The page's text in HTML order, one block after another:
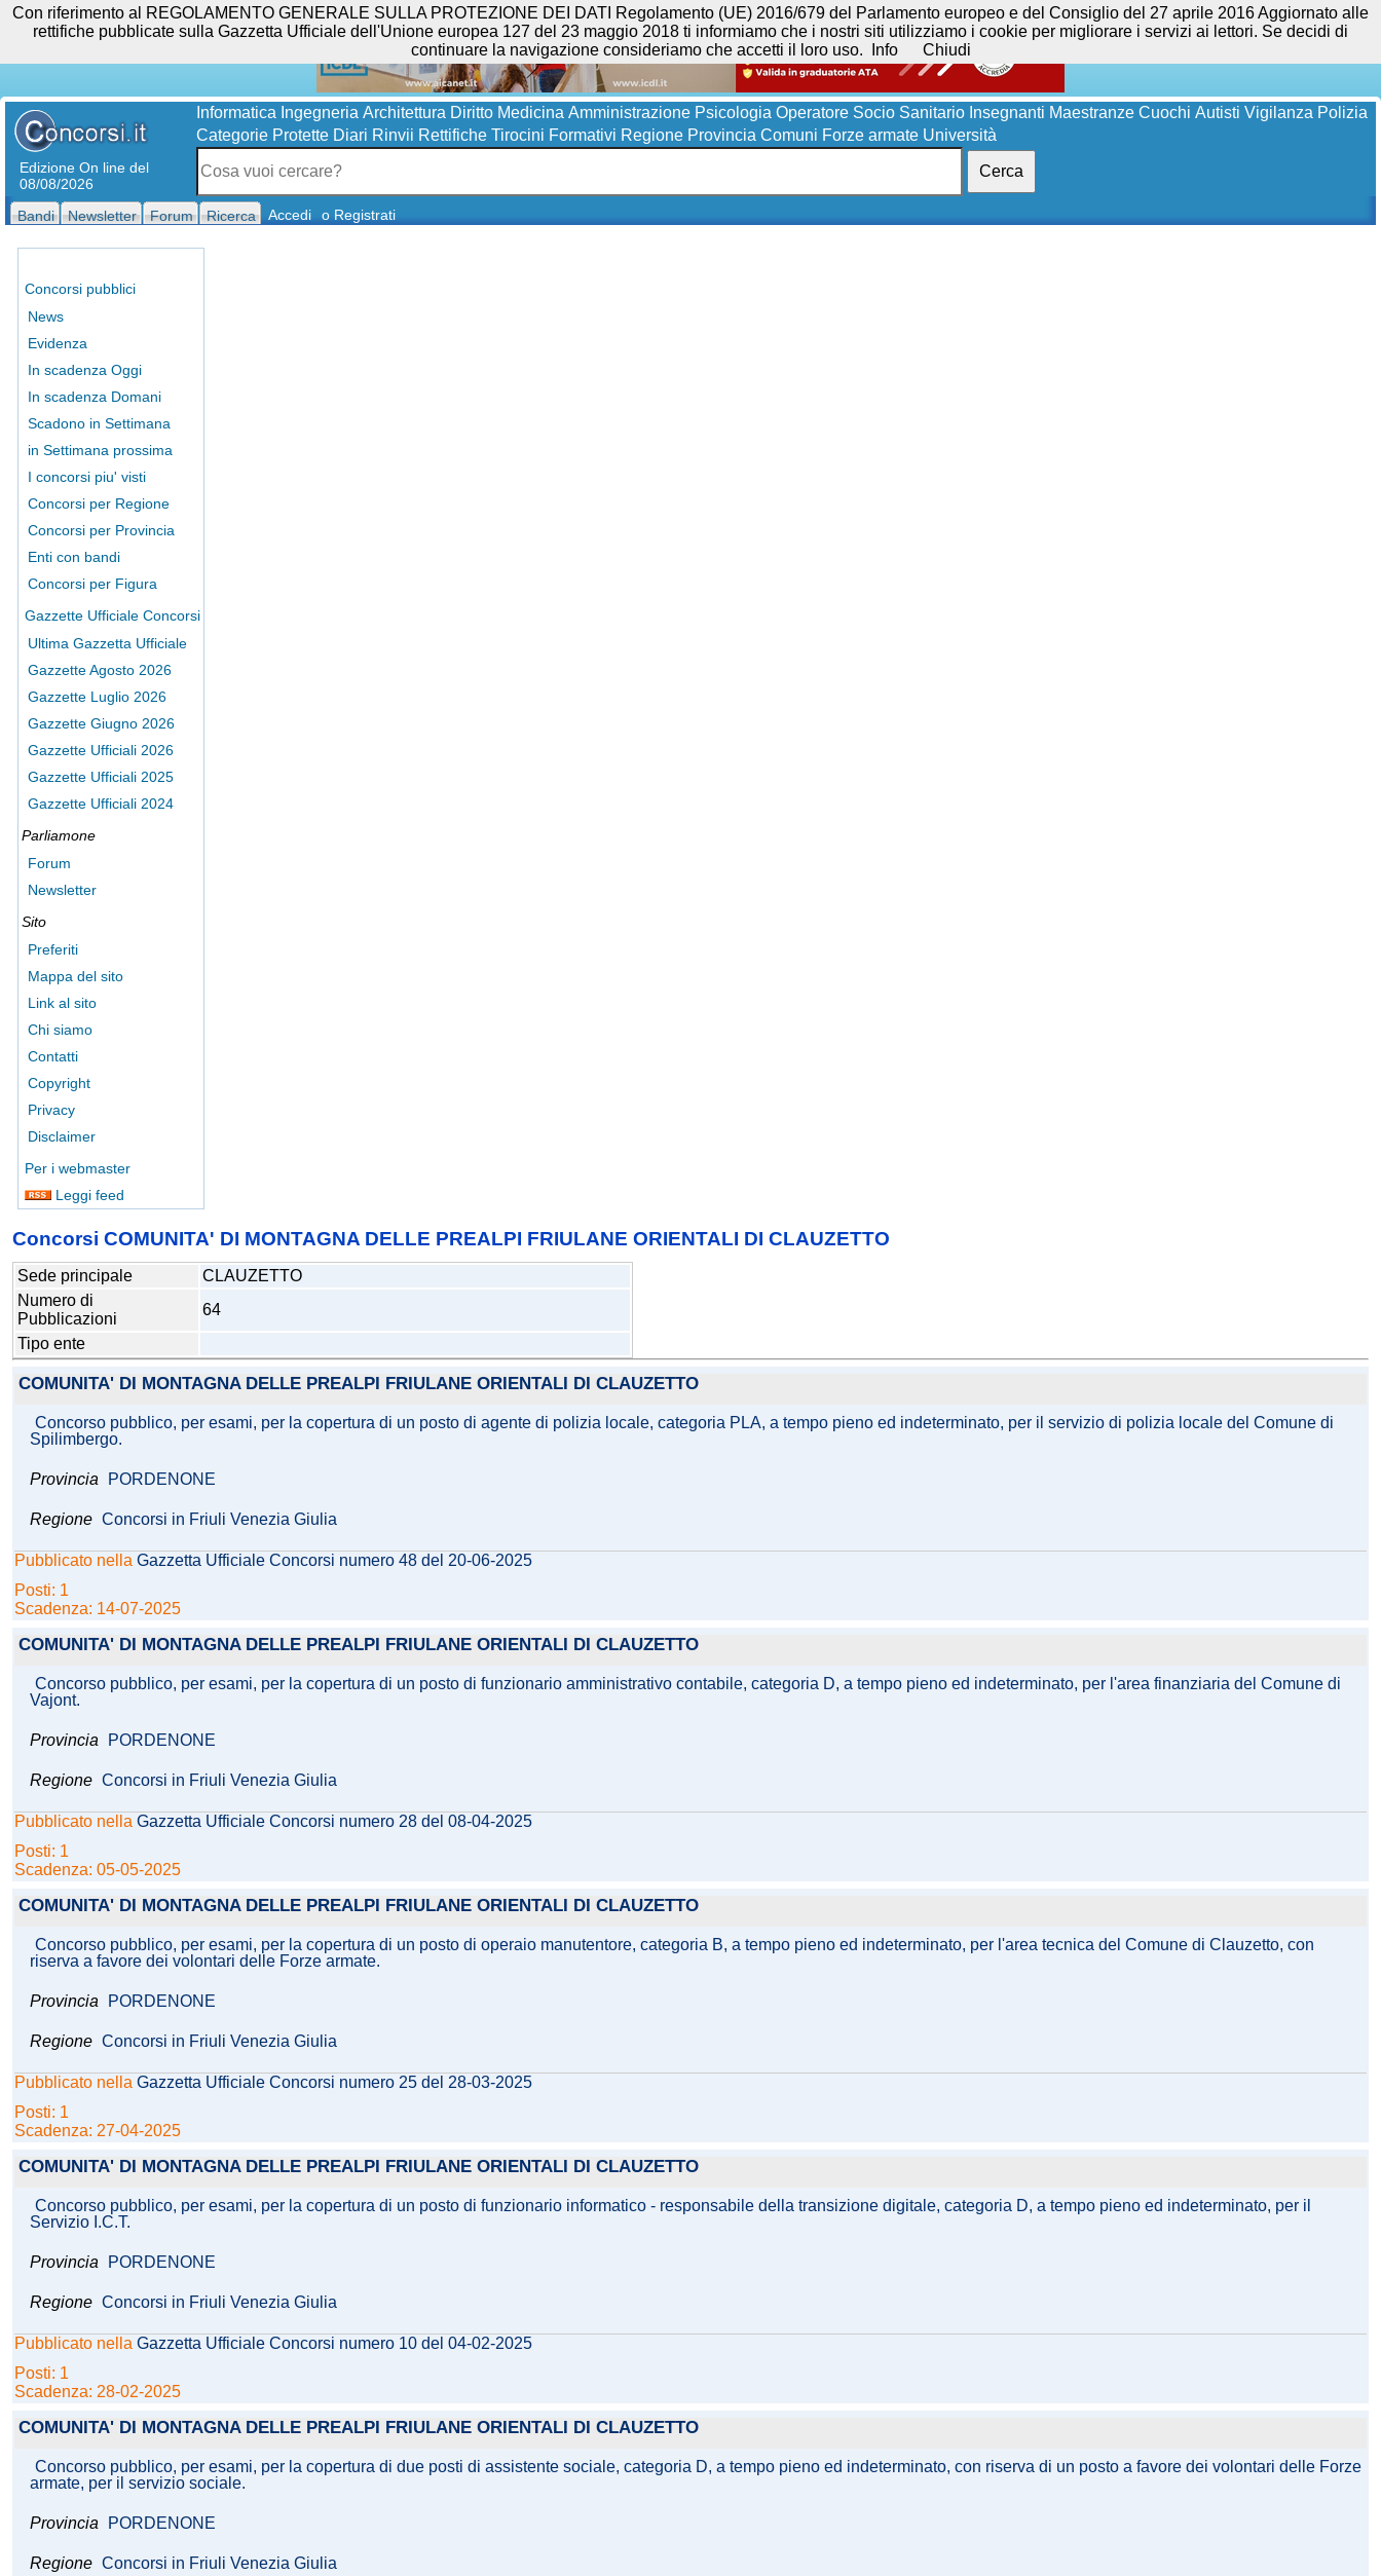
Edizione On line del
08/08/2026
Informatica Ingegneria Architettura Diritto Medicina Amministrazione Psicologia Operatore Socio Sanitario Insegnanti Maestranze Cuochi Autisti Vigilanza Polizia
Categorie Protette Diari Rinvii Rettifiche Tirocini Formativi Regione Provincia Comuni Forze armate Università
Cerca
Bandi Newsletter Forum Ricerca Accedi o Registrati
Concorsi pubblici
News
Evidenza
In scadenza Oggi
In scadenza Domani
Scadono in Settimana
in Settimana prossima
I concorsi piu' visti
Concorsi per Regione
Concorsi per Provincia
Enti con bandi
Concorsi per Figura
Gazzette Ufficiale Concorsi
Ultima Gazzetta Ufficiale
Gazzette Agosto 2026
Gazzette Luglio 2026
Gazzette Giugno 2026
Gazzette Ufficiali 2026
Gazzette Ufficiali 2025
Gazzette Ufficiali 2024
Parliamone
Forum
Newsletter
Sito
Preferiti
Mappa del sito
Link al sito
Chi siamo
Contatti
Copyright
Privacy
Disclaimer
Per i webmaster
Leggi feed
Concorsi COMUNITA' DI MONTAGNA DELLE PREALPI FRIULANE ORIENTALI DI CLAUZETTO
Sede principale
CLAUZETTO
Numero di
Pubblicazioni
64
Tipo ente
COMUNITA' DI MONTAGNA DELLE PREALPI FRIULANE ORIENTALI DI CLAUZETTO
Concorso pubblico, per esami, per la copertura di un posto di agente di polizia locale, categoria PLA, a tempo pieno ed indeterminato, per il servizio di polizia locale del Comune di
Spilimbergo.
Provincia PORDENONE
Regione Concorsi in Friuli Venezia Giulia
Pubblicato nella Gazzetta Ufficiale Concorsi numero 48 del 20-06-2025
Posti: 1
Scadenza: 14-07-2025
COMUNITA' DI MONTAGNA DELLE PREALPI FRIULANE ORIENTALI DI CLAUZETTO
Concorso pubblico, per esami, per la copertura di un posto di funzionario amministrativo contabile, categoria D, a tempo pieno ed indeterminato, per l'area finanziaria del Comune di
Vajont.
Provincia PORDENONE
Regione Concorsi in Friuli Venezia Giulia
Pubblicato nella Gazzetta Ufficiale Concorsi numero 28 del 08-04-2025
Posti: 1
Scadenza: 05-05-2025
COMUNITA' DI MONTAGNA DELLE PREALPI FRIULANE ORIENTALI DI CLAUZETTO
Concorso pubblico, per esami, per la copertura di un posto di operaio manutentore, categoria B, a tempo pieno ed indeterminato, per l'area tecnica del Comune di Clauzetto, con
riserva a favore dei volontari delle Forze armate.
Provincia PORDENONE
Regione Concorsi in Friuli Venezia Giulia
Pubblicato nella Gazzetta Ufficiale Concorsi numero 25 del 28-03-2025
Posti: 1
Scadenza: 27-04-2025
COMUNITA' DI MONTAGNA DELLE PREALPI FRIULANE ORIENTALI DI CLAUZETTO
Concorso pubblico, per esami, per la copertura di un posto di funzionario informatico - responsabile della transizione digitale, categoria D, a tempo pieno ed indeterminato, per il
Servizio I.C.T.
Provincia PORDENONE
Regione Concorsi in Friuli Venezia Giulia
Pubblicato nella Gazzetta Ufficiale Concorsi numero 10 del 04-02-2025
Posti: 1
Scadenza: 28-02-2025
COMUNITA' DI MONTAGNA DELLE PREALPI FRIULANE ORIENTALI DI CLAUZETTO
Concorso pubblico, per esami, per la copertura di due posti di assistente sociale, categoria D, a tempo pieno ed indeterminato, con riserva di un posto a favore dei volontari delle Forze
armate, per il servizio sociale.
Provincia PORDENONE
Regione Concorsi in Friuli Venezia Giulia
Con riferimento al REGOLAMENTO GENERALE SULLA PROTEZIONE DEI DATI Regolamento (UE) 2016/679 del Parlamento europeo e del Consiglio del 27 aprile 2016 Aggiornato alle
rettifiche pubblicate sulla Gazzetta Ufficiale dell'Unione europea 127 del 23 maggio 2018 ti informiamo che i nostri siti utilizziamo i cookie per migliorare i servizi ai lettori. Se decidi di
continuare la navigazione consideriamo che accetti il loro uso.
Info Chiudi